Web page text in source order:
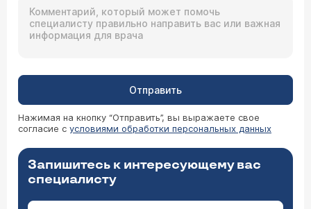
Отправить
Нажимая на кнопку “Отправить”, вы выражаете свое
согласие с условиями обработки персональных данных
Запишитесь к интересующему вас
специалисту